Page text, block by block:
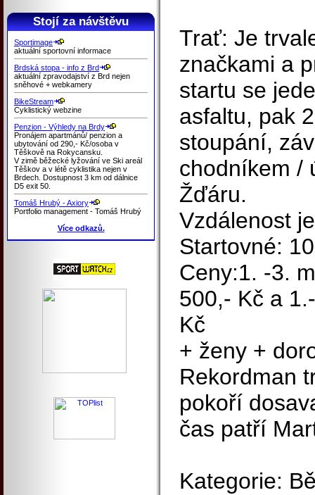
Stojí za návštěvu
Sportimage
aktuální sportovní informace
Brdská stopa - info z Brd
aktuální zpravodajství z Brd nejen
sněhové + webkamery
BikeStream
Cyklistický webzine
Penzion - Výhledy na Brdy
Pronájem apartmánů/ penzion a
ubytování od 290,- Kč/osoba v
Těškově na Rokycansku.
V zimě běžecké lyžování ve Ski areál
Těškov a v létě cyklistika nejen v
Brdech. Dostupnost 3 km od dálnice
D5 exit 50.
Tomáš Hrubý - Axiory
Portfolio management - Tomáš Hrubý
Více odkazů.
Trať: Je
značkami a
startu se
asfaltu, pak
stoupání,
chodníkem /
Žďáru.
Vzdálenost
Startovné:
Ceny:1. -3.
500,- Kč a
Kč
+ ženy +
Rekordman
pokoří
čas patří
Kategorie: